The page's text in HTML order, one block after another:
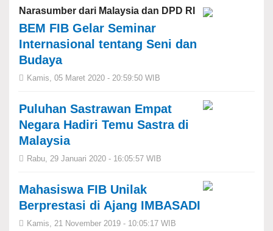
Narasumber dari Malaysia dan DPD RI
BEM FIB Gelar Seminar
Internasional tentang Seni dan
Budaya
Kamis, 05 Maret 2020 - 20:59:50 WIB
Puluhan Sastrawan Empat
Negara Hadiri Temu Sastra di
Malaysia
Rabu, 29 Januari 2020 - 16:05:57 WIB
Mahasiswa FIB Unilak
Berprestasi di Ajang IMBASADI
Kamis, 21 November 2019 - 10:05:17 WIB